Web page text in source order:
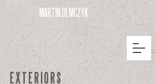
MARTIN DEMCZYK
EXTERIORS